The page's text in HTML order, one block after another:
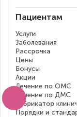
Пациентам
Услуги
Заболевания
Рассрочка
Цены
Бонусы
Акции
Лечение по ОМС
Лечение по ДМС
Рубрикатор
Порядки и